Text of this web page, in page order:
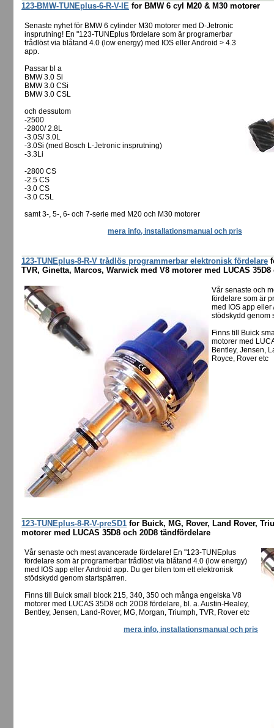
123-BMW-TUNEplus-6-R-V-IE for BMW 6 cyl M20 & M30 motorer
Senaste nyhet för BMW 6 cylinder M30 motorer med D-Jetronic
insprutning! En "123-TUNEplus fördelare som är programerbar
trådlöst via blåtand 4.0 (low energy) med IOS eller Android > 4.3
app.
Passar bl a
BMW 3.0 Si
BMW 3.0 CSi
BMW 3.0 CSL
och dessutom
-2500
-2800/ 2.8L
-3.0S/ 3.0L
-3.0Si (med Bosch L-Jetronic insprutning)
-3.3Li
-2800 CS
-2.5 CS
-3.0 CS
-3.0 CSL
samt 3-, 5-, 6- och 7-serie med M20 och M30 motorer
mera info, installationsmanual och pris
123-TUNEplus-8-R-V trådlös programmerbar elektronisk fördelare
TVR, Ginetta, Marcos, Warwick med V8 motorer med LUCAS
Vår senaste och
fördelare som är
med IOS app
stödskydd genom
Finns till Buick
motorer med
Bentley, Jensen,
Royce, Rover etc
123-TUNEplus-8-R-V-preSD1 for Buick, MG, Rover, Land Rover,
motorer med LUCAS 35D8 och 20D8 tändfördelare
Vår senaste och mest avancerade fördelare! En "123-TUNEplus
fördelare som är programerbar trådlöst via blåtand 4.0 (low energy)
med IOS app eller Android app. Du ger bilen tom ett elektronisk
stödskydd genom startspärren.
Finns till Buick small block 215, 340, 350 och många engelska V8
motorer med LUCAS 35D8 och 20D8 fördelare, bl. a. Austin-Healey,
Bentley, Jensen, Land-Rover, MG, Morgan, Triumph, TVR, Rover etc
mera info, installationsmanual och pris